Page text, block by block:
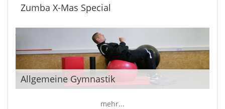
Zumba X-Mas Special
Allgemeine Gymnastik
mehr...